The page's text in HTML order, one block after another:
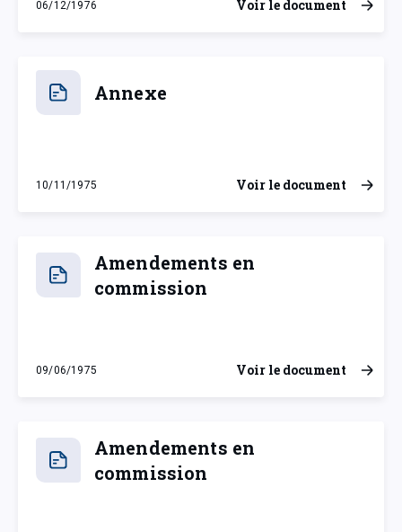
06/12/1976
lundi 6 décembre 1976
Voir le document
Annexe
10/11/1975
lundi 10 novembre 1975
Voir le document
Amendements en
commission
09/06/1975
lundi 9 juin 1975
Voir le document
Amendements en
commission